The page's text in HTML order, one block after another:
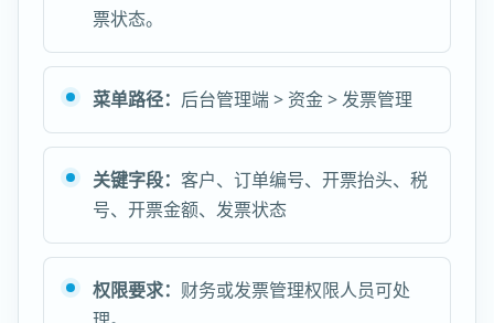
票状态。
菜单路径： 后台管理端 > 资金 > 发票管理
关键字段： 客户、订单编号、开票抬头、税
号、开票金额、发票状态
权限要求： 财务或发票管理权限人员可处